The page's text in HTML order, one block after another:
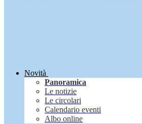
Novità
Panoramica
Le notizie
Le circolari
Calendario eventi
Albo online